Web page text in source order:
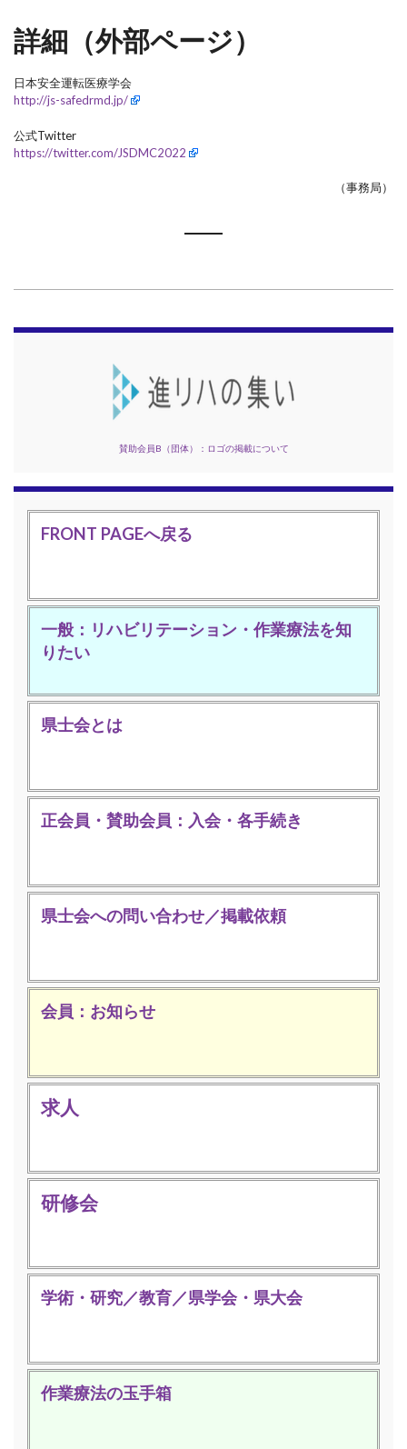
詳細（外部ページ）
日本安全運転医療学会
http://js-safedrmd.jp/
公式Twitter
https://twitter.com/JSDMC2022
（事務局）
賛助会員B（団体）：ロゴの掲載について
FRONT PAGEへ戻る
一般：リハビリテーション・作業療法を知
りたい
県士会とは
正会員・賛助会員：入会・各手続き
県士会への問い合わせ／掲載依頼
会員：お知らせ
求人
研修会
学術・研究／教育／県学会・県大会
作業療法の玉手箱